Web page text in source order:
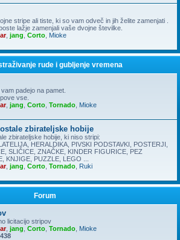
stripe ali tiste, ki so vam odveč in jih želite zamenjati .
lažje zamenjali vaše dvojne številke.
, jang Corto Mioke
rude i gubljenje vremena
padejo na pamet.
vse.
, jang Corto Tornado Mioke
zbirateljske hobije
zbirateljske hobije, ki niso stripi:
HERALDIKA, PIVSKI PODSTAVKI, POSTERJI,
SLIČICE, ZNAČKE, KINDER FIGURICE, PEZ
KNJIGE, PUZZLE, LEGO ...
, jang Corto Tornado Ruki
Forum
licitacijo stripov
, jang Corto Tornado Mioke